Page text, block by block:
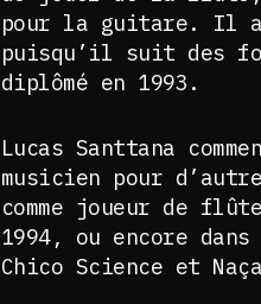
pour la guitare. Il a
puisqu’il suit des
diplômé en 1993.
Lucas Santtana
musicien pour
comme joueur de
1994, ou encore
Chico Science et